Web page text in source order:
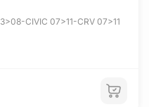
CIVIC 07>11-CRV 07>11